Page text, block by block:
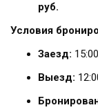
руб.
Условия
Заезд: 15:00
Выезд: